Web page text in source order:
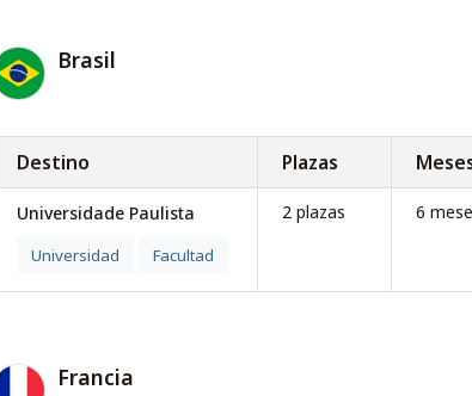
Brasil
Destino Plazas
Universidade Paulista
Universidad Facultad
2 plazas 6
Francia